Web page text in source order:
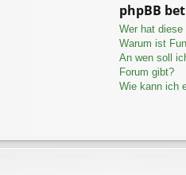
phpBB
Wer hat
Warum ist
An wen soll
Forum gibt?
Wie kann ich